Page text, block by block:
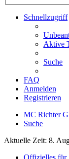
Schnellzugriff
Aktive
Suche
FAQ
Anmelden
Registrieren
MC Richter
Suche
Aktuelle Zeit: 8.